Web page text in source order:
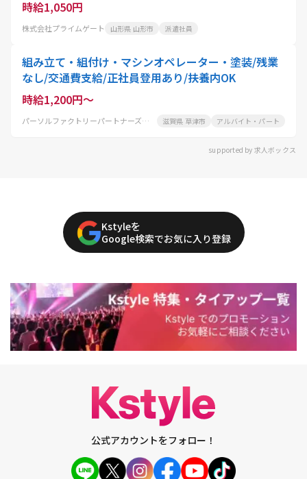
時給1,050円
株式会社プライムゲート 山形県 山形市 派遣社員
組み立て・組付け・マシンオペレーター・塗装/残業
なし/交通費支給/正社員登用あり/扶養内OK
時給1,200円～
パーソルファクトリーパートナーズ株式会社 滋賀県 草津市 アルバイト・パート
supported by 求人ボックス
Kstyleを
Google検索でお気に入り登録
公式アカウントをフォロー！